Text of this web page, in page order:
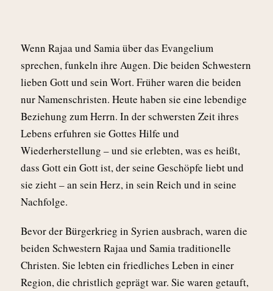
Wenn Rajaa und Samia über das Evangelium
sprechen, funkeln ihre Augen. Die beiden Schwestern
lieben Gott und sein Wort. Früher waren die beiden
nur Namenschristen. Heute haben sie eine lebendige
Beziehung zum Herrn. In der schwersten Zeit ihres
Lebens erfuhren sie Gottes Hilfe und
Wiederherstellung – und sie erlebten, was es heißt,
dass Gott ein Gott ist, der seine Geschöpfe liebt und
sie zieht – an sein Herz, in sein Reich und in seine
Nachfolge.
Bevor der Bürgerkrieg in Syrien ausbrach, waren die
beiden Schwestern Rajaa und Samia traditionelle
Christen. Sie lebten ein friedliches Leben in einer
Region, die christlich geprägt war. Sie waren getauft,